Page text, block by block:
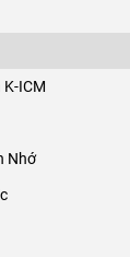
ICM
Nhớ